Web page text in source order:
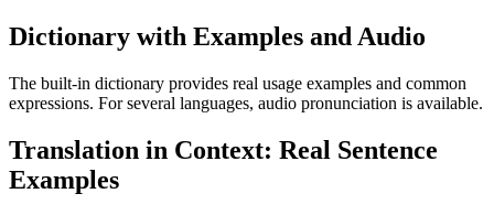
Dictionary with Examples and Audio
The built-in dictionary provides real usage examples and common
expressions. For several languages, audio pronunciation is available.
Translation in Context: Real Sentence
Examples